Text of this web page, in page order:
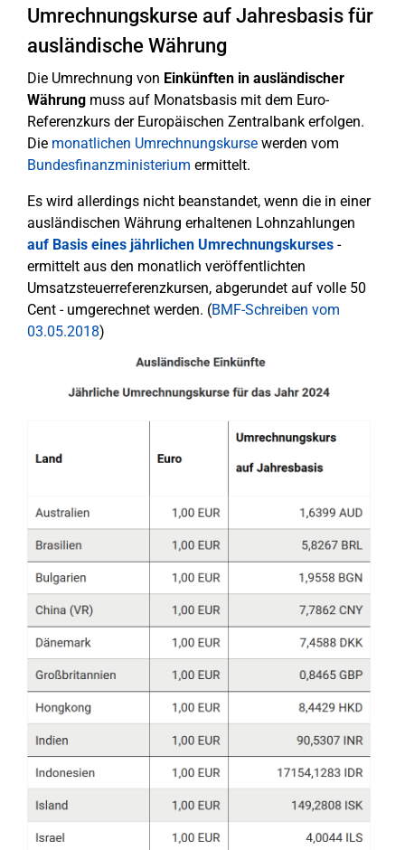
Umrechnungskurse auf Jahresbasis für
ausländische Währung
Die Umrechnung von Einkünften in ausländischer
Währung muss auf Monatsbasis mit dem Euro-
Referenzkurs der Europäischen Zentralbank erfolgen.
Die monatlichen Umrechnungskurse werden vom
Bundesfinanzministerium ermittelt.
Es wird allerdings nicht beanstandet, wenn die in einer
ausländischen Währung erhaltenen Lohnzahlungen
auf Basis eines jährlichen Umrechnungskurses -
ermittelt aus den monatlich veröffentlichten
Umsatzsteuerreferenzkursen, abgerundet auf volle 50
Cent - umgerechnet werden. (BMF-Schreiben vom
03.05.2018)